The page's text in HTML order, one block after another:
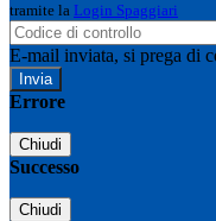
tramite la Login Spaggiari
E-mail inviata, si prega di
Errore
Chiudi
Successo
Chiudi